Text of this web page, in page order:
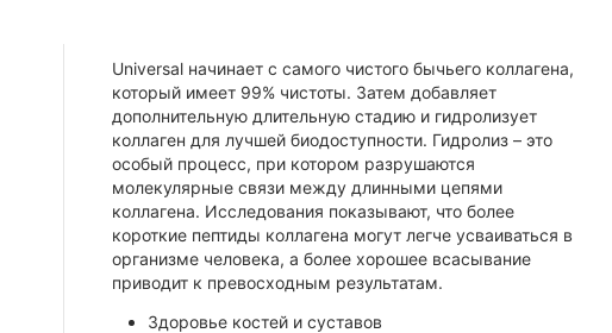
Universal начинает с самого чистого бычьего коллагена,
который имеет 99% чистоты. Затем добавляет
дополнительную длительную стадию и гидролизует
коллаген для лучшей биодоступности. Гидролиз – это
особый процесс, при котором разрушаются
молекулярные связи между длинными цепями
коллагена. Исследования показывают, что более
короткие пептиды коллагена могут легче усваиваться в
организме человека, а более хорошее всасывание
приводит к превосходным результатам.
Здоровье костей и суставов